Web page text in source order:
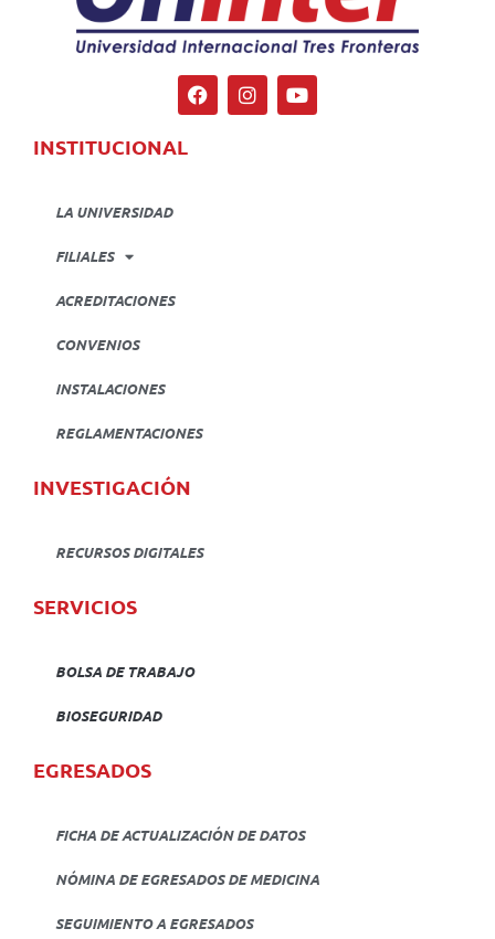
INSTITUCIONAL
LA UNIVERSIDAD
FILIALES
ACREDITACIONES
CONVENIOS
INSTALACIONES
REGLAMENTACIONES
INVESTIGACIÓN
RECURSOS DIGITALES
SERVICIOS
BOLSA DE TRABAJO
BIOSEGURIDAD
EGRESADOS
FICHA DE ACTUALIZACIÓN DE DATOS
NÓMINA DE EGRESADOS DE MEDICINA
SEGUIMIENTO A EGRESADOS